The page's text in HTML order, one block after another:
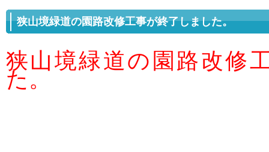
狭山境緑道の園路改修工事が終了しました。
狭山境緑道の園路改修
た。